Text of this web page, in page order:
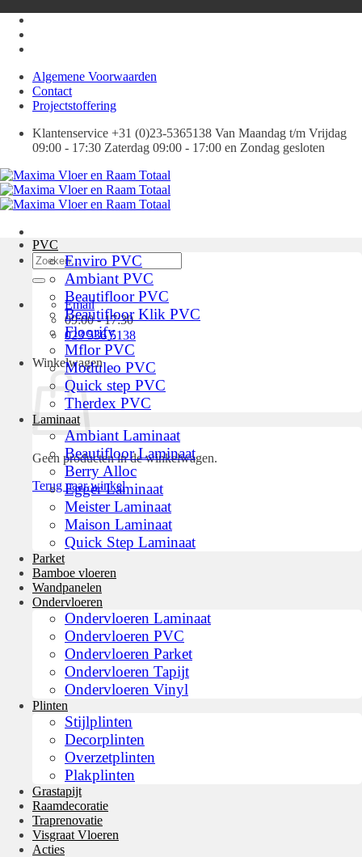
naar
inhoud
Algemene Voorwaarden
Contact
Projectstoffering
Klantenservice +31 (0)23-5365138 Van Maandag t/m Vrijdag
09:00 - 17:30 Zaterdag 09:00 - 17:00 en Zondag gesloten
Zoeken
naar:
Email
09:00 - 17:30
023 536 5138
Winkelwagen
Geen producten in de winkelwagen.
Terug naar winkel
PVC
Enviro PVC
Ambiant PVC
Beautifloor PVC
Beautifloor Klik PVC
Floorify
Mflor PVC
Moduleo PVC
Quick step PVC
Therdex PVC
Laminaat
Ambiant Laminaat
Beautifloor Laminaat
Berry Alloc
Egger Laminaat
Meister Laminaat
Maison Laminaat
Quick Step Laminaat
Parket
Bamboe vloeren
Wandpanelen
Ondervloeren
Ondervloeren Laminaat
Ondervloeren PVC
Ondervloeren Parket
Ondervloeren Tapijt
Ondervloeren Vinyl
Plinten
Stijlplinten
Decorplinten
Overzetplinten
Plakplinten
Grastapijt
Raamdecoratie
Traprenovatie
Visgraat Vloeren
Acties